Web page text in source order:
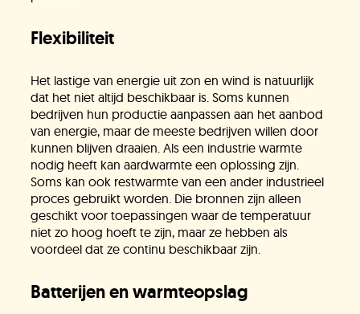
Flexibiliteit
Het lastige van energie uit zon en wind is natuurlijk
dat het niet altijd beschikbaar is. Soms kunnen
bedrijven hun productie aanpassen aan het aanbod
van energie, maar de meeste bedrijven willen door
kunnen blijven draaien. Als een industrie warmte
nodig heeft kan aardwarmte een oplossing zijn.
Soms kan ook restwarmte van een ander industrieel
proces gebruikt worden. Die bronnen zijn alleen
geschikt voor toepassingen waar de temperatuur
niet zo hoog hoeft te zijn, maar ze hebben als
voordeel dat ze continu beschikbaar zijn.
Batterijen en warmteopslag